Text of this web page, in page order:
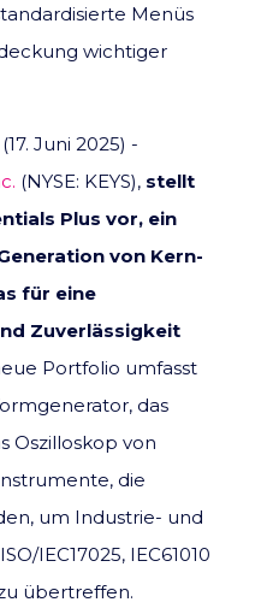
Menüs
wichtiger
Juni 2025) -
(NYSE: KEYS), stellt
Plus vor, ein
von Kern-
für eine
Zuverlässigkeit
Portfolio umfasst
das
Oszilloskop von
die
um Industrie- und
IEC17025, IEC61010
übertreffen.